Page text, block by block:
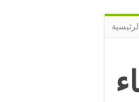
الرئيسية